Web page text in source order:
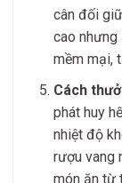
cân đối
cao
mềm mại,
Cách
phát huy
nhiệt độ
rượu vang
món ăn từ